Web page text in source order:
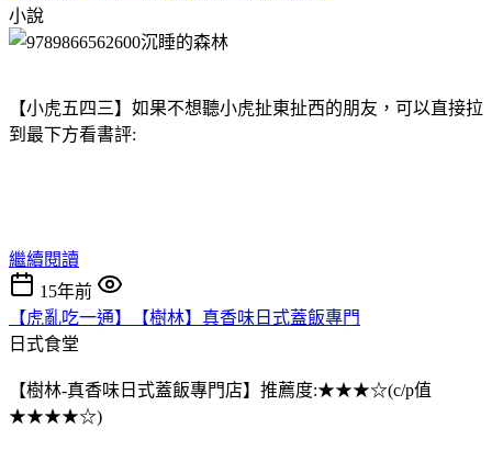
小說
【小虎五四三】如果不想聽小虎扯東扯西的朋友，可以直接拉
到最下方看書評:
繼續閱讀
15年前
【虎亂吃一通】【樹林】真香味日式蓋飯專門
日式食堂
【樹林-真香味日式蓋飯專門店】推薦度:★★★☆(c/p值
★★★★☆)